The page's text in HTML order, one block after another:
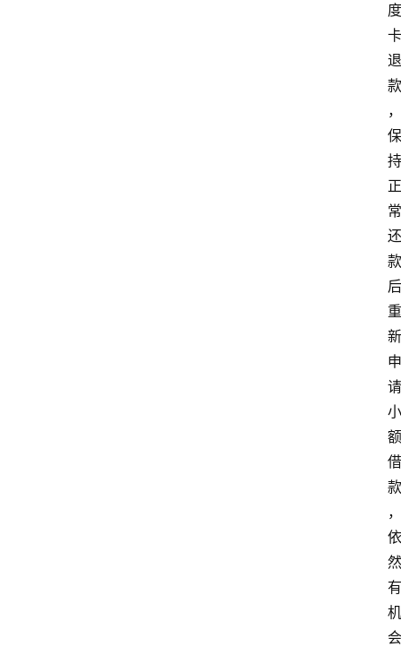
度
卡
退
款
，
保
持
正
常
还
款
后
重
新
申
请
小
额
借
款
，
依
然
有
机
会